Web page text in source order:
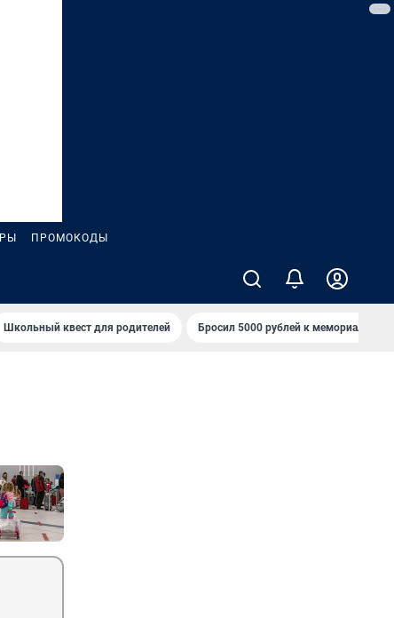
ПРОМОКОДЫ
Школьный квест для родителей Бросил 5000 рублей к мемориалу